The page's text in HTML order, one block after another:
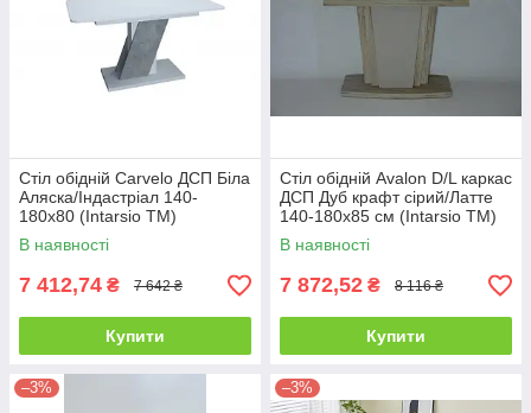
Стіл обідній Carvelo ДСП Біла
Аляска/Індастріал 140-
180х80 (Intarsio TM)
В наявності
7 412,74 ₴ 7 642 ₴
Купити
Стіл обідній Avalon D/L каркас
ДСП Дуб крафт сірий/Латте
140-180х85 см (Intarsio TM)
В наявності
7 872,52 ₴ 8 116 ₴
Купити
–3% –3%